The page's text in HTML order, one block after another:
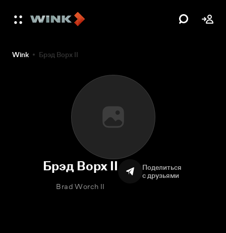
Wink Брэд Ворх II
Брэд Ворх II
Brad Worch II
Поделиться
с друзьями